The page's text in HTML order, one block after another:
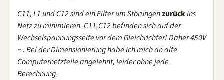
C11, L1 und C12 sind ein Filter um Störungenzurückins
Netz zu minimieren. C11,C12 befinden sich auf der
Wechselspannungsseite vor dem Gleichrichter! Daher 450V
~ . Bei der Dimensionierung habe ich mich an alte
Computernetzteile angelehnt, leider ohne jede
Berechnung .